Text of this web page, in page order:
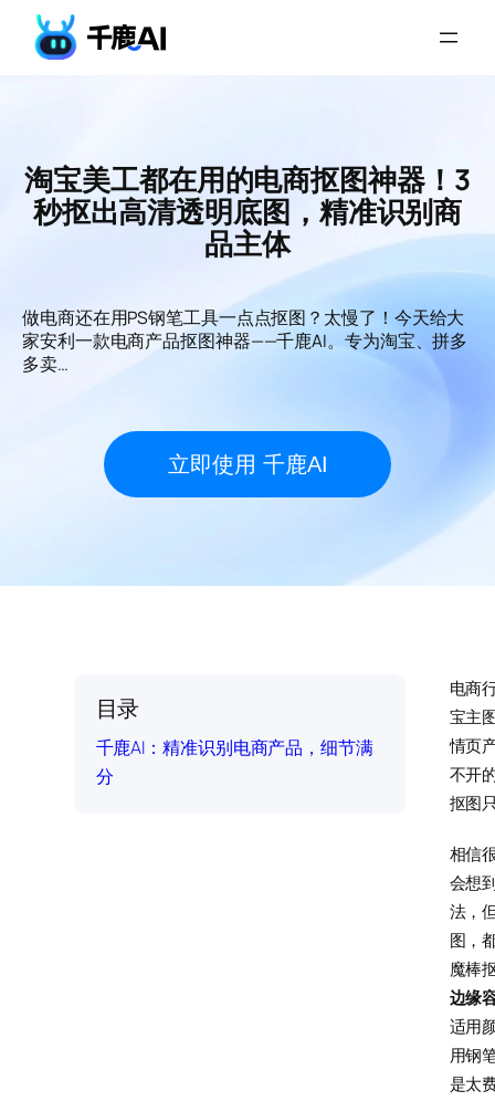
淘宝美工都在用的电商抠图神器！3
秒抠出高清透明底图，精准识别商
品主体
做电商还在用PS钢笔工具一点点抠图？太慢了！今天给大
家安利一款电商产品抠图神器——千鹿AI。专为淘宝、拼多
多卖…
立即使用 千鹿AI
目录
千鹿AI：精准识别电商产品，细节满
分
电商
宝主
情页
不开
抠图
相信
会想
法，
图，
魔棒
边缘
适用
用钢
是太